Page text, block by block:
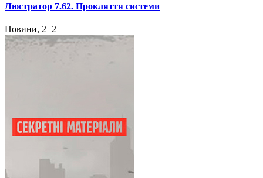
Люстратор 7.62. Прокляття системи
Новини, 2+2